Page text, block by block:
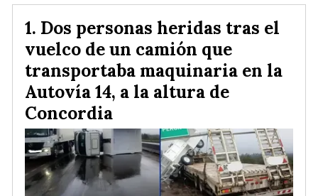
Dos personas heridas tras el
vuelco de un camión que
transportaba maquinaria en la
Autovía 14, a la altura de
Concordia